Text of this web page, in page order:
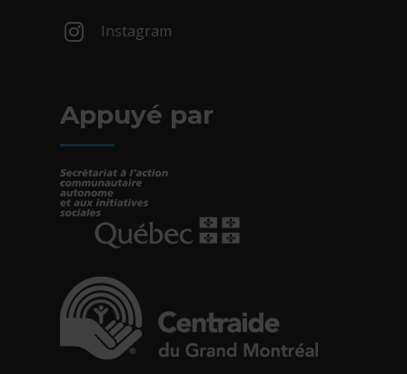
Instagram
Appuyé par